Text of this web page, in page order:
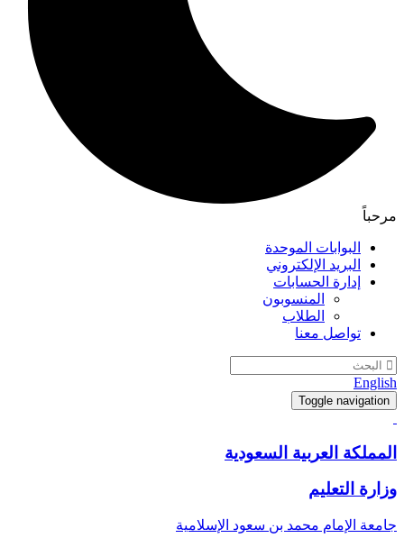
البوابات الموحدة
البريد الإلكتروني
إدارة الحسابات
المنسوبون
الطلاب
تواصل معنا
Toggle
العربية السعودية
التعليم
الإمام محمد بن سعود الإسلامية